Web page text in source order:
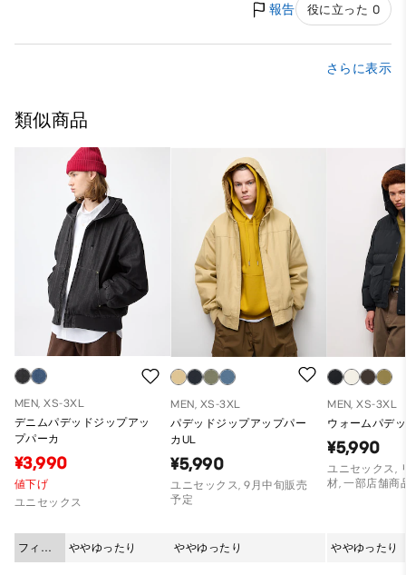
報告 役に立った 0
さらに表示
類似商品
MEN, XS-3XL
デニムパデッドジップアッ
プパーカ
¥3,990
値下げ
ユニセックス
フィッ
ト
ややゆったり
MEN, XS-3XL
パデッドジップアップパー
カUL
¥5,990
ユニセックス, 9月中旬販売
予定
ややゆったり
MEN, XS-3XL
ウォームパデ
¥5,990
ユニセックス,
材, 一部店舗商
ややゆったり